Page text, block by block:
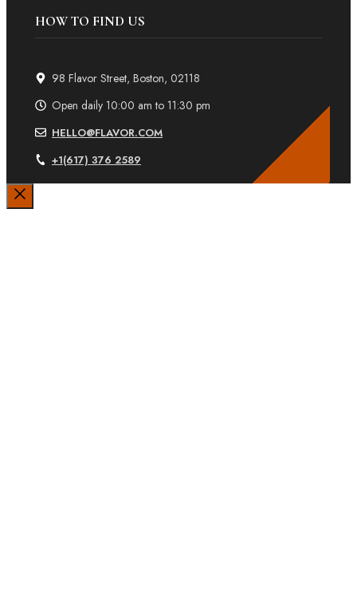
HOW TO FIND US
98 Flavor Street, Boston, 02118
Open daily 10:00 am to 11:30 pm
HELLO@FLAVOR.COM
+1(617) 376 2589
Sluiten